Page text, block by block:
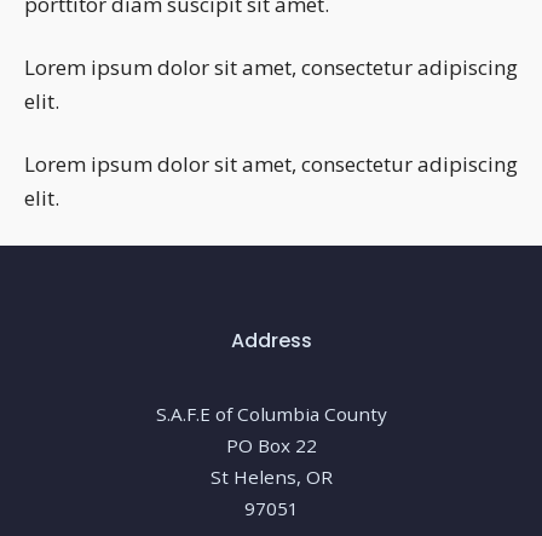
Lorem ipsum dolor sit amet, consectetur adipiscing
elit.
Lorem ipsum dolor sit amet, consectetur adipiscing
elit.
Address
S.A.F.E of Columbia County
PO Box 22
St Helens, OR
97051